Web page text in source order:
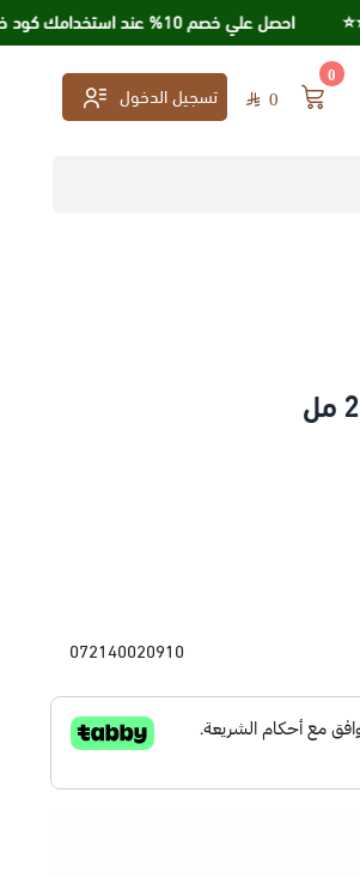
احصل علي خصم 10% عند استخدامك كود خصم KSA95
0
0 تسجيل الدخول
072140020910